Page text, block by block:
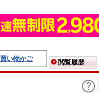
買い物かご
閲覧履歴